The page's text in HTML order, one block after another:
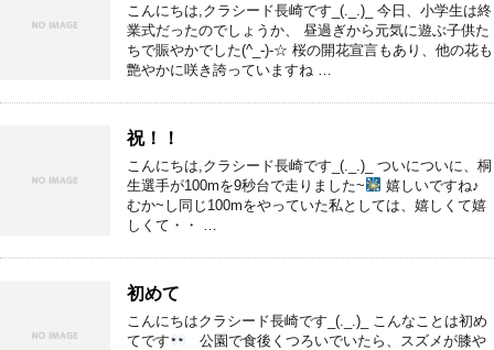
こんにちは,クラシード長崎です_(._.)_ 今日、小学生は終
業式だったのでしょうか、 昼過ぎから元気に遊ぶ子供た
ちで賑やかでした(^_-)-☆ 桜の開花宣言もあり、他の花も
艶やかに咲き誇っていますね …
祝！！
こんにちは,クラシード長崎です_(._.)_ ついについに、桐
生選手が100mを9秒台で走りました~
嬉しいですね♪
むか~し同じ100mをやっていた私としては、嬉しくて嬉
しくて・・ …
初めて
こんにちはクラシード長崎です_(._.)_ こんなことは初め
てです
公園で食後くつろいでいたら、スズメが膝や